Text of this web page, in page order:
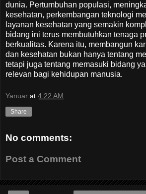
dunia. Pertumbuhan populasi,
kesehatan, perkembangan teknologi
layanan kesehatan yang semakin
bidang ini terus membutuhkan tenaga
berkualitas. Karena itu, membangun
dan kesehatan bukan hanya tentang
tetapi juga tentang memasuki bidang
relevan bagi kehidupan manusia.
Yanuar at 4:22 AM
Share
No comments:
Post a Comment